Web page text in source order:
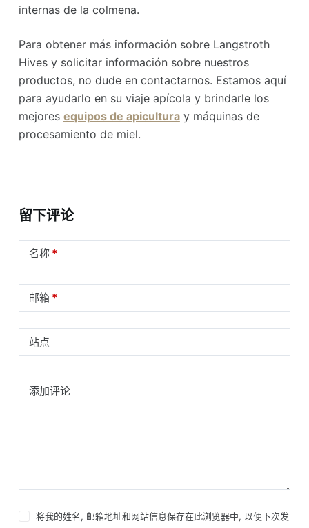
internas de la colmena.
Para obtener más información sobre Langstroth
Hives y solicitar información sobre nuestros
productos, no dude en contactarnos. Estamos aquí
para ayudarlo en su viaje apícola y brindarle los
mejores equipos de apiculturay máquinas de
procesamiento de miel.
留下评论
名称*
邮箱*
站点
添加评论
将我的姓名, 邮箱地址和网站信息保存在此浏览器中, 以便下次发